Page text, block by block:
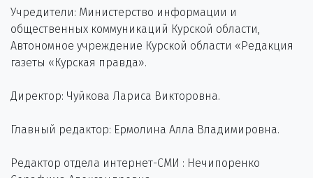
Учредители: Министерство информации и
общественных коммуникаций Курской области,
Автономное учреждение Курской области «Редакция
газеты «Курская правда».
Директор: Чуйкова Лариса Викторовна.
Главный редактор: Ермолина Алла Владимировна.
Редактор отдела интернет-СМИ : Нечипоренко